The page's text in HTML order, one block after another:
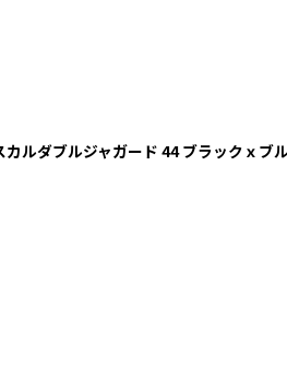
カルダブルジャガード 44 ブラックｘ